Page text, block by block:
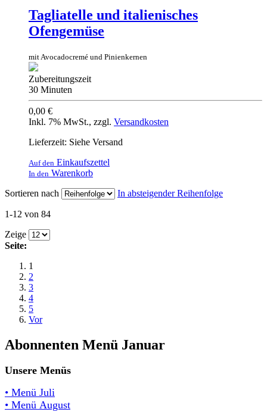
Tagliatelle und italienisches
Ofengemüse
mit Avocadocremé und Pinienkernen
Zubereitungszeit
30 Minuten
0,00 €
Inkl. 7% MwSt., zzgl. Versandkosten
Lieferzeit: Siehe Versand
Auf den Einkaufszettel
In den Warenkorb
Sortieren nach
In absteigender Reihenfolge
1-12 von 84
Zeige
Seite:
1
2
3
4
5
Vor
Abonnenten Menü Januar
Unsere Menüs
• Menü Juli
• Menü August